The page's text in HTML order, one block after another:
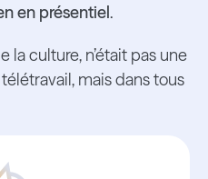
en présentiel.
la culture, n’était pas une
mais dans tous